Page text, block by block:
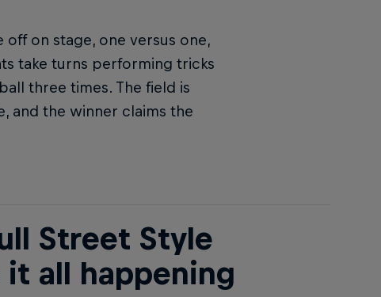
off on stage, one versus one,
take turns performing tricks
three times. The field is
and the winner claims the
Street Style
it all happening